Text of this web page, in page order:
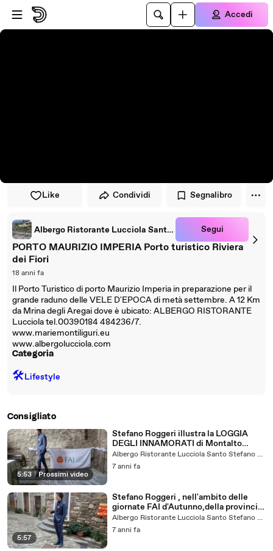
Vai al lettore
Passa al contenuto principale
Accedi
Like Condividi Segnalibro
Albergo Ristorante Lucciola Santo Stefano al Mare Segui
PORTO MAURIZIO IMPERIA Porto turistico Riviera
dei Fiori
18 anni fa
Il Porto Turistico di porto Maurizio Imperia in preparazione per il
grande raduno delle VELE D'EPOCA di metà settembre. A 12 Km
da Mrina degli Aregai dove è ubicato: ALBERGO RISTORANTE
Lucciola tel.00390184 484236/7.
www.mariemontiliguri.eu
www.albergolucciola.com
Categoria
🛠️Lifestyle
Consigliato
5:53 | Prossimi video
Stefano Roggeri illustra la LOGGIA
DEGLI INNAMORATI di Montalto
Ligure, Imperia, nell'ambito delle
Giornate FAI d'Autunno 2019. Da Hotel
Albergo Ristorante Lucciola Santo Stefano al Mare
7 anni fa
5:57
Stefano Roggeri , nell'ambito delle
giornate FAI d'Autunno,della provincia
di Imperia, illustra la storia di Montalto
Ligure.
Albergo Ristorante Lucciola Santo Stefano al Mare
7 anni fa